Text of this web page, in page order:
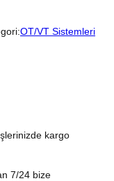
OT/VT Sistemleri
kargo
7/24 bize